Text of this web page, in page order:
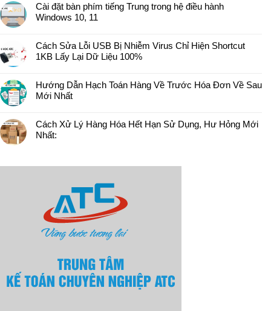
Cài đặt bàn phím tiếng Trung trong hệ điều hành
Windows 10, 11
Cách Sửa Lỗi USB Bị Nhiễm Virus Chỉ Hiện Shortcut
1KB Lấy Lại Dữ Liệu 100%
Hướng Dẫn Hạch Toán Hàng Về Trước Hóa Đơn Về Sau
Mới Nhất
Cách Xử Lý Hàng Hóa Hết Hạn Sử Dụng, Hư Hỏng Mới
Nhất: